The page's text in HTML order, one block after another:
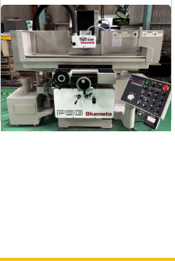
平面研削盤
メーカー 岡本
形 式PSG-52DX
年 1997